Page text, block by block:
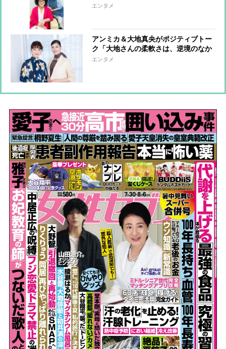
れが人生のテーマ」「昔もいまも夢は
エンタメ
アンミカ＆大地真央がポジティブトー
ク「大地さんの柔軟さは、逆境のなか
で幸運に出会える強さ」「乗り越えら
エンタメ